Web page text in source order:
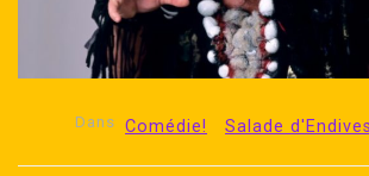
Dans Comédie! Salade d'Endives